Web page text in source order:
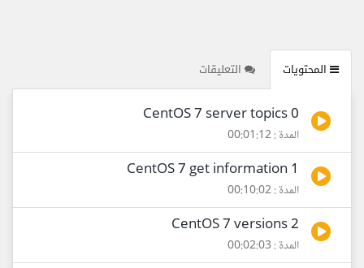
المحتويات التعليقات
0 CentOS 7 server topics
المدة : 00:01:12
1 CentOS 7 get information
المدة : 00:10:02
2 CentOS 7 versions
المدة : 00:02:03